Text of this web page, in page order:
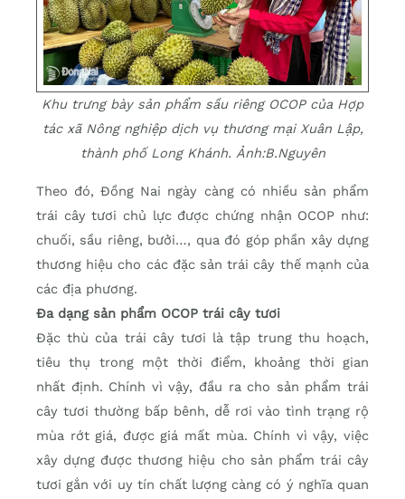
Khu trưng bày sản phẩm sầu riêng OCOP của Hợp
tác xã Nông nghiệp dịch vụ thương mại Xuân Lập,
thành phố Long Khánh. Ảnh:B.Nguyên
Theo đó, Đồng Nai ngày càng có nhiều sản phẩm
trái cây tươi chủ lực được chứng nhận OCOP như:
chuối, sầu riêng, bưởi…, qua đó góp phần xây dựng
thương hiệu cho các đặc sản trái cây thế mạnh của
các địa phương.
Đa dạng sản phẩm OCOP trái cây tươi
Đặc thù của trái cây tươi là tập trung thu hoạch,
tiêu thụ trong một thời điểm, khoảng thời gian
nhất định. Chính vì vậy, đầu ra cho sản phẩm trái
cây tươi thường bấp bênh, dễ rơi vào tình trạng rộ
mùa rớt giá, được giá mất mùa. Chính vì vậy, việc
xây dựng được thương hiệu cho sản phẩm trái cây
tươi gắn với uy tín chất lượng càng có ý nghĩa quan